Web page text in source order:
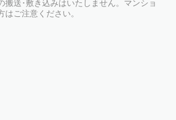
搬送･敷き込みはいたしません。マンショ
はご注意ください。